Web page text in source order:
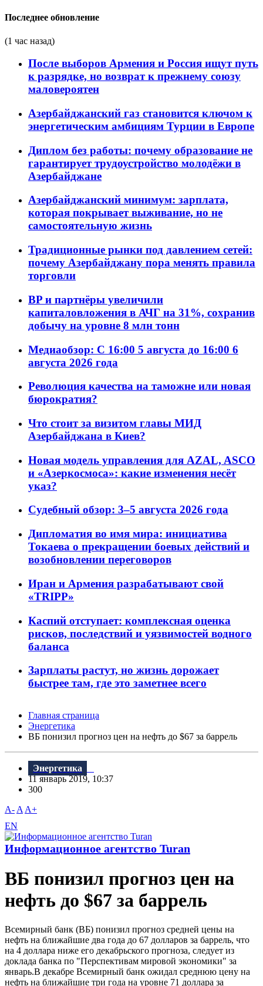
Последнее обновление
(1 час назад)
После выборов Армения и Россия ищут путь
к разрядке, но возврат к прежнему союзу
маловероятен
Азербайджанский газ становится ключом к
энергетическим амбициям Турции в Европе
Диплом без работы: почему образование не
гарантирует трудоустройство молодёжи в
Азербайджане
Азербайджанский минимум: зарплата,
которая покрывает выживание, но не
самостоятельную жизнь
Традиционные рынки под давлением сетей:
почему Азербайджану пора менять правила
торговли
BP и партнёры увеличили
капиталовложения в АЧГ на 31%, сохранив
добычу на уровне 8 млн тонн
Медиаобзор: С 16:00 5 августа до 16:00 6
августа 2026 года
Революция качества на таможне или новая
бюрократия?
Что стоит за визитом главы МИД
Азербайджана в Киев?
Новая модель управления для AZAL, ASCO
и «Азеркосмоса»: какие изменения несёт
указ?
Судебный обзор: 3–5 августа 2026 года
Дипломатия во имя мира: инициатива
Токаева о прекращении боевых действий и
возобновлении переговоров
Иран и Армения разрабатывают свой
«TRIPP»
Каспий отступает: комплексная оценка
рисков, последствий и уязвимостей водного
баланса
Зарплаты растут, но жизнь дорожает
быстрее там, где это заметнее всего
Главная страница
Энергетика
BБ понизил прогноз цен на нефть до $67 за баррель
Энергетика
11 январь 2019, 10:37
300
A- A A+
EN
Информационное агентство Turan
BБ понизил прогноз цен на
нефть до $67 за баррель
Bсемирный банк (BБ) понизил прогноз средней цены на
нефть на ближайшие два года до 67 долларов за баррель, что
на 4 доллара ниже его декабрьского прогноза, следует из
доклада банка по "Перспективам мировой экономики" за
январь.B декабре Bсемирный банк ожидал среднюю цену на
нефть на ближайшие три года на уровне 71 доллара за